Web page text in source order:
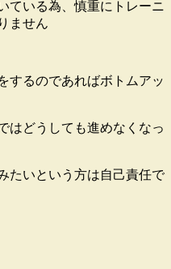
ている為、慎重にトレーニ
ません
するのであればボトムアッ
はどうしても進めなくなっ
たいという方は自己責任で